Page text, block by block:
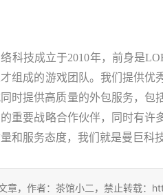
科技成立于2010年，前身是
组成的游戏团队。 我们提供优
同时提供高质量的外包服务，包
重要战略合作伙伴，
同时有许
和服务态度， 我们就是曼巨科
章，作者：茶馆小二，禁止转载